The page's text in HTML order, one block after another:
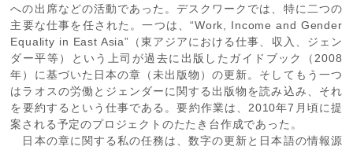
への出席などの活動であった。デスクワークでは、特に二つの
主要な仕事を任された。一つは、“Work, Income and Gender
Equality in East Asia”（東アジアにおける仕事、収入、ジェン
ダー平等）という上司が過去に出版したガイドブック（2008
年）に基づいた日本の章（未出版物）の更新。そしてもう一つ
はラオスの労働とジェンダーに関する出版物を読み込み、それ
を要約するという仕事である。要約作業は、2010年7月頃に提
案される予定のプロジェクトのたたき台作成であった。
日本の章に関する私の任務は、数字の更新と日本語の情報源